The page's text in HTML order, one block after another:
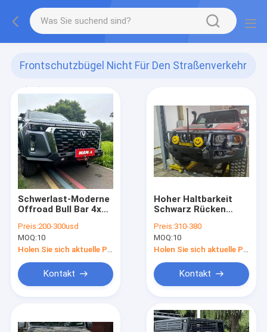
Frontschutzbügel Nicht Für Den Straßenverkehr
(30)
Schwerlast-Moderne
Offroad Bull Bar 4x4
Changan F70
Preis:200-300usd
MOQ:10
Kontakt
Hoher Haltbarkeit
Schwarz Rücken
Stoßstange 4x4
Bullenstange für
Hummer H3
Preis:310-380
MOQ:10
Kontakt